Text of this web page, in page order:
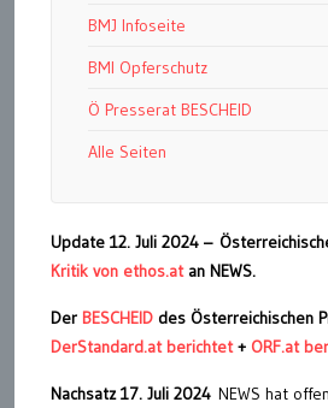
BMJ Infoseite
BMI Opferschutz
Ö Presserat BESCHEID
Alle Seiten
Update 12. Juli 2024 –
Kritik von ethos.atan NEWS.
Der BESCHEID des Österreichischen
DerStandard.at berichtet+ ORF.at
Nachsatz 17. Juli 2024 NEWS hat